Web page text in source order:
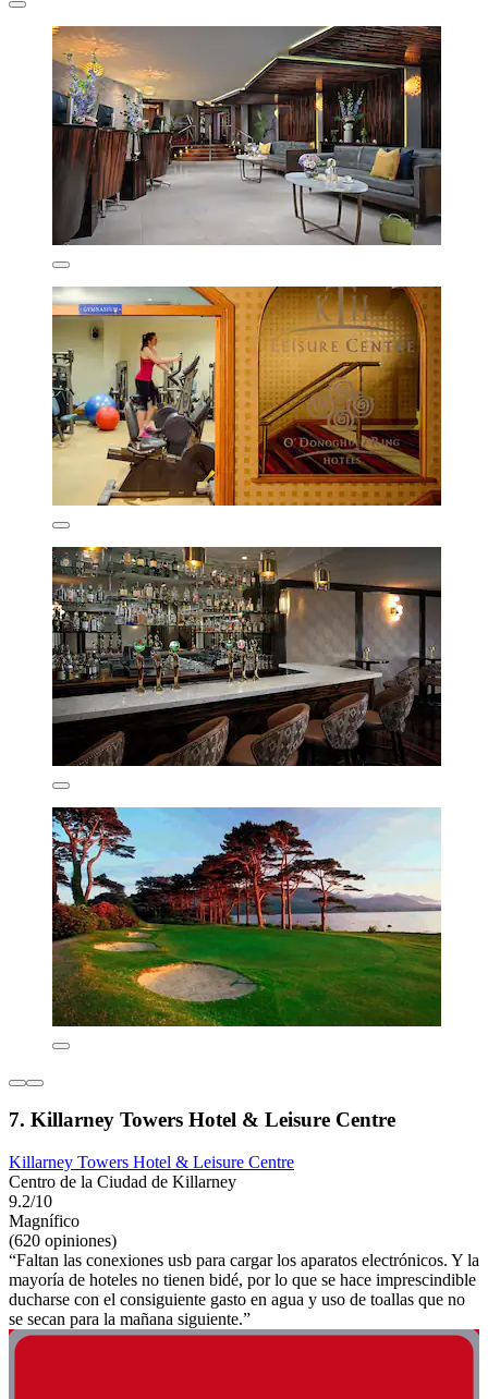
7. Killarney Towers Hotel & Leisure Centre
Killarney Towers Hotel & Leisure Centre
Centro de la Ciudad de Killarney
9.2/10
Magnífico
(620 opiniones)
“Faltan las conexiones usb para cargar los aparatos electrónicos. Y la
mayoría de hoteles no tienen bidé, por lo que se hace imprescindible
ducharse con el consiguiente gasto en agua y uso de toallas que no
se secan para la mañana siguiente.”